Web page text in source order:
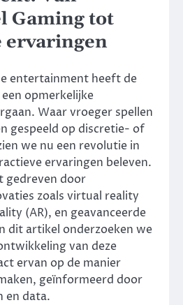
Gaming tot
ervaringen
entertainment heeft de
opmerkelijke
Waar vroeger spellen
gespeeld op discretie- of
we nu een revolutie in
ervaringen beleven.
gedreven door
zoals virtual reality
(AR), en geavanceerde
dit artikel onderzoeken we
van deze
ervan op de manier
geïnformeerd door
en data.